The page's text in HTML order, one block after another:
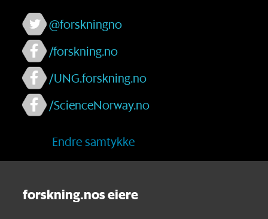
@forskningno
/forskning.no
/UNG.forskning.no
/ScienceNorway.no
Endre samtykke
forskning.nos eiere